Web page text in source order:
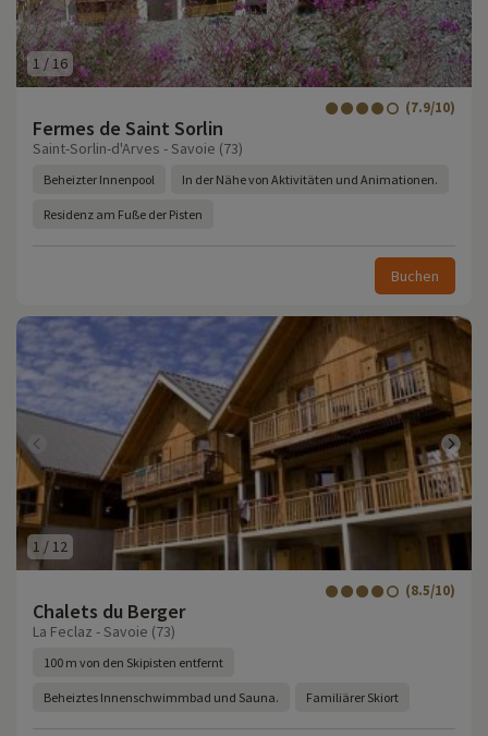
1 /16
Fermes de Saint Sorlin
(7.9/10)
Saint-Sorlin-d'Arves - Savoie (73)
Beheizter Innenpool In der Nähe von Aktivitäten und Animationen.
Residenz am Fuße der Pisten
Buchen
1 / 12
Chalets du Berger
(8.5/10)
La Feclaz - Savoie (73)
100 m von den Skipisten entfernt
Beheiztes Innenschwimmbad und Sauna. Familiärer Skiort